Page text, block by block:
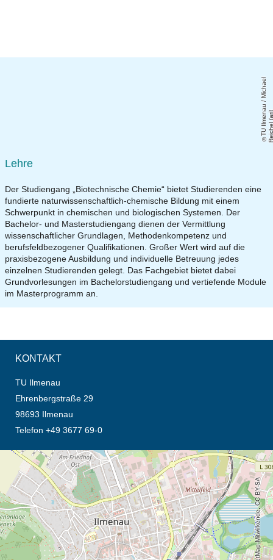
T
U
Il
m
e
a
u
/
Mi
c
h
a
el
R
ei
c
h
el
(
a
ri
Lehre
Der Studiengang „Biotechnische Chemie“ bietet Studierenden eine
fundierte naturwissenschaftlich-chemische Bildung mit einem
Schwerpunkt in chemischen und biologischen Systemen. Der
Bachelor- und Masterstudiengang dienen der Vermittlung
wissenschaftlicher Grundlagen, Methodenkompetenz und
berufsfeldbezogener Qualifikationen. Großer Wert wird auf die
praxisbezogene Ausbildung und individuelle Betreuung jedes
einzelnen Studierenden gelegt. Das Fachgebiet bietet dabei
Grundvorlesungen im Bachelorstudiengang und vertiefende Module
im Masterprogramm an.
KONTAKT
TU Ilmenau
Ehrenbergstraße 29
98693 Ilmenau
Telefon +49 3677 69-0
Öffnet die Anfahrtsbeschreibung in neuem Tab (Karte)
© OpenStreetMap-Mitwirkende, CC BY-SA